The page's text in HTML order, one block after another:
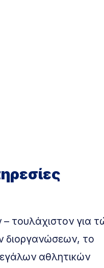
– τουλάχιστον για
διοργανώσεων, το
αθλητικών